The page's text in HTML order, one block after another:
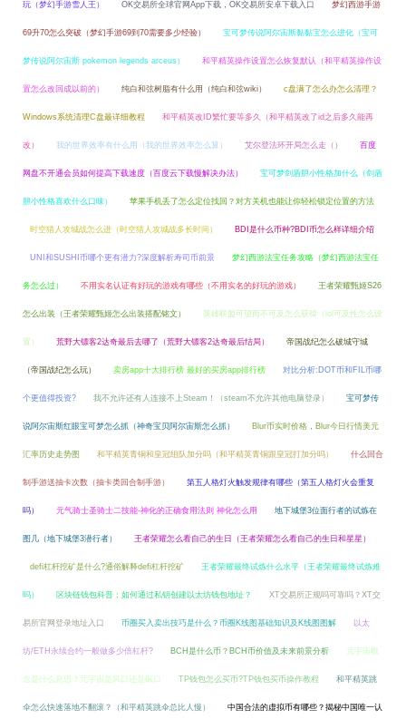
玩（梦幻手游雪人王） OK交易所全球官网App下载，OK交易所安卓下载入口 梦幻西游手游
69升70怎么突破（梦幻手游69到70需要多少经验） 宝可梦传说阿尔宙斯黏黏宝怎么进化（宝可
梦传说阿尔宙斯 pokemon legends arceus） 和平精英操作设置怎么恢复默认（和平精英操作设
置怎么改回成以前的） 纯白和弦树脂有什么用（纯白和弦wiki） c盘满了怎么办怎么清理？
Windows系统清理C盘最详细教程 和平精英改ID繁忙要等多久（和平精英改了id之后多久能再
改） 我的世界效率有什么用（我的世界效率怎么算） 艾尔登法环开局怎么走（） 百度
网盘不开通会员如何提高下载速度（百度云下载慢解决办法） 宝可梦剑盾胆小性格加什么（剑盾
胆小性格喜欢什么口味） 苹果手机丢了怎么定位找回？对方关机也能让你轻松锁定位置的方法
时空猎人攻城战怎么进（时空猎人攻城战多长时间） BDI是什么币种?BDI币怎么样详细介绍
UNI和SUSHI币哪个更有潜力?深度解析寿司币前景 梦幻西游法宝任务攻略（梦幻西游法宝任
务怎么过） 不用实名认证有好玩的游戏有哪些（不用实名的好玩的游戏） 王者荣耀甄姬S26
怎么出装（王者荣耀甄姬怎么出装搭配铭文） 英雄联盟可望而不可及怎么获得（lol可及性怎么设
置） 荒野大镖客2达奇最后去哪了（荒野大镖客2达奇最后结局） 帝国战纪怎么破城守城
（帝国战纪怎么玩） 卖房app十大排行榜 最好的买房app排行榜 对比分析:DOT币和FIL币哪
个更值得投资? 我不允许还有人连接不上Steam！（steam不允许其他电脑登录） 宝可梦传
说阿尔宙斯红眼宝可梦怎么抓（神奇宝贝阿尔宙斯怎么抓） Blur币实时价格，Blur今日行情美元
汇率历史走势图 和平精英青铜和皇冠组队加分吗（和平精英青铜跟皇冠打加分吗） 什么回合
制手游送抽卡次数（抽卡类回合制手游） 第五人格灯火触发规律有哪些（第五人格灯火会重复
吗） 元气骑士圣骑士二技能-神化的正确食用法则 神化怎么用 地下城堡3位面行者的试炼在
图几（地下城堡3潜行者） 王者荣耀怎么看自己的生日（王者荣耀怎么看自己的生日和星星）
defi杠杆挖矿是什么?通俗解释defi杠杆挖矿 王者荣耀最终试炼什么水平（王者荣耀最终试炼难
吗） 区块链钱包科普：如何通过私钥创建以太坊钱包地址？ XT交易所正规吗可靠吗？XT交
易所官网登录地址入口 币圈买入卖出技巧是什么？币圈K线图基础知识及K线图图解 以太
坊/ETH永续合约一般做多少倍杠杆? BCH是什么币？BCH币价值及未来前景分析 元宇宙概
念是什么意思？元宇宙是风口还是疯口 TP钱包怎么买币?TP钱包买币操作教程 和平精英跳
伞怎么快速落地不翻滚？（和平精英跳伞总比人慢） 中国合法的虚拟币有哪些？揭秘中国唯一认